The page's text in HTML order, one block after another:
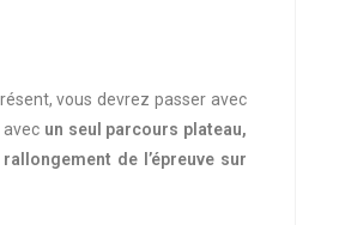
vous devrez passer avec
un seul parcours plateau,
rallongement de l’épreuve sur